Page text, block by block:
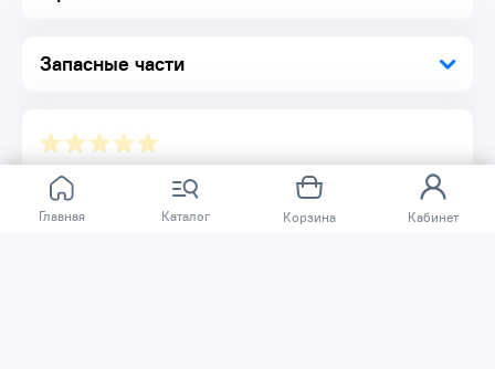
Главная Каталог Корзина Кабинет
Запасные части
Отзывов ещё нет.
Расскажите о товаре, который приобрели у нас.